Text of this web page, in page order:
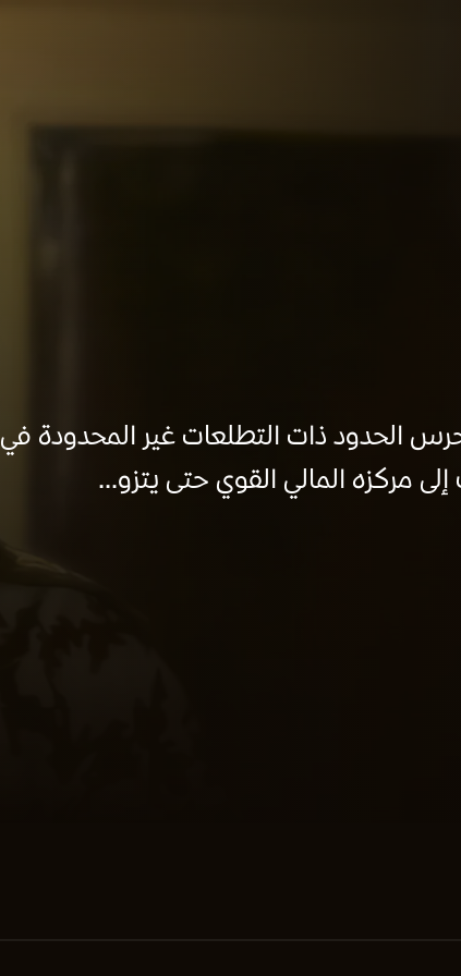
الحدود ذات التطلعات غير المحدودة في
مركزه المالي القوي حتى يتزو...